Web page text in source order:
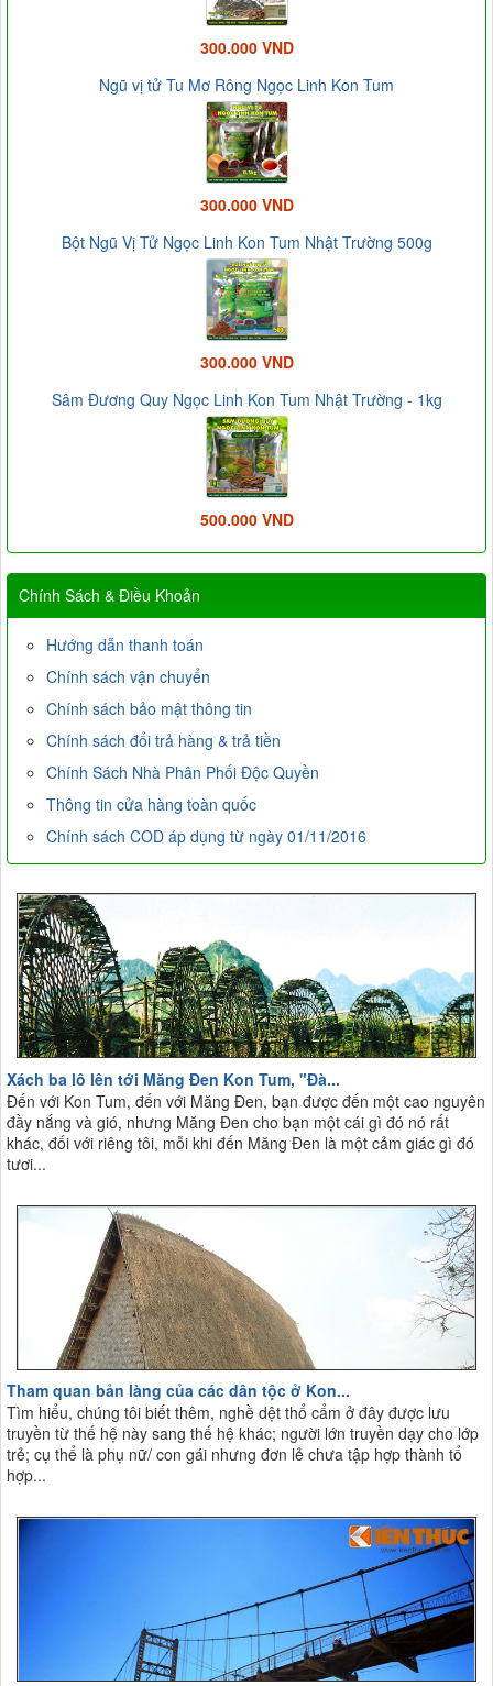
300.000 VND
Ngũ vị tử Tu Mơ Rông Ngọc Linh Kon Tum
300.000 VND
Bột Ngũ Vị Tử Ngọc Linh Kon Tum Nhật Trường 500g
300.000 VND
Sâm Đương Quy Ngọc Linh Kon Tum Nhật Trường - 1kg
500.000 VND
Chính Sách & Điều Khoản
Hướng dẫn thanh toán
Chính sách vận chuyển
Chính sách bảo mật thông tin
Chính sách đổi trả hàng & trả tiền
Chính Sách Nhà Phân Phối Độc Quyền
Thông tin cửa hàng toàn quốc
Chính sách COD áp dụng từ ngày 01/11/2016
Xách ba lô lên tới Măng Đen Kon Tum, "Đà...
Đến với Kon Tum, đến với Măng Đen, bạn được đến một cao nguyên
đầy nắng và gió, nhưng Măng Đen cho bạn một cái gì đó nó rất
khác, đối với riêng tôi, mỗi khi đến Măng Đen là một cảm giác gì đó
tươi...
Tham quan bản làng của các dân tộc ở Kon...
Tìm hiểu, chúng tôi biết thêm, nghề dệt thổ cẩm ở đây được lưu
truyền từ thế hệ này sang thế hệ khác; người lớn truyền dạy cho lớp
trẻ; cụ thể là phụ nữ/ con gái nhưng đơn lẻ chưa tập hợp thành tổ
hợp...